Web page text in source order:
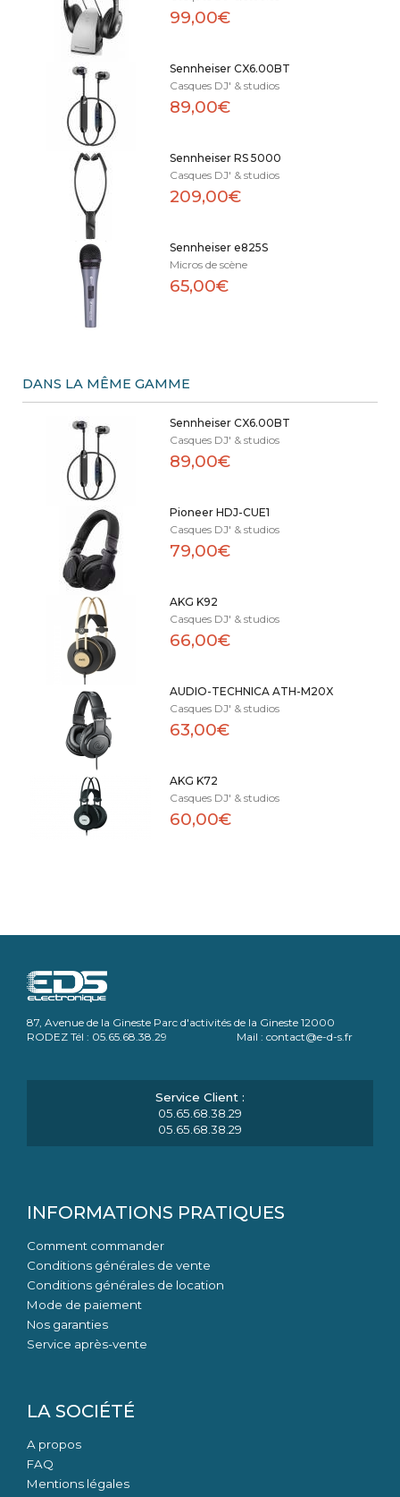
99,00€
Sennheiser CX6.00BT
Casques DJ' & studios
89,00€
Sennheiser RS 5000
Casques DJ' & studios
209,00€
Sennheiser e825S
Micros de scène
65,00€
DANS LA MÊME GAMME
Sennheiser CX6.00BT
Casques DJ' & studios
89,00€
Pioneer HDJ-CUE1
Casques DJ' & studios
79,00€
AKG K92
Casques DJ' & studios
66,00€
AUDIO-TECHNICA ATH-M20X
Casques DJ' & studios
63,00€
AKG K72
Casques DJ' & studios
60,00€
87, Avenue de la Gineste Parc d'activités de la Gineste 12000
RODEZ Tél : 05.65.68.38.29 Mail : contact@e-d-s.fr
05.65.68.38.29
05.65.68.38.29
INFORMATIONS PRATIQUES
Comment commander
Conditions générales de vente
Conditions générales de location
Mode de paiement
Nos garanties
Service après-vente
LA SOCIÉTÉ
A propos
FAQ
Mentions légales